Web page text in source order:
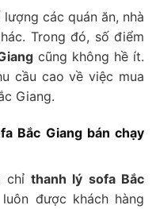
các quán ăn, nhà
Trong đó, số điểm
cũng không hề ít.
cầu cao về việc mua
Giang.
Bắc Giang bán chạy
chỉthanh lý sofa Bắc
được khách hàng